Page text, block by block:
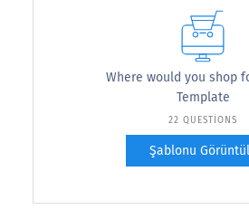
Where would you shop
Template
22 QUESTIONS
Şablonu